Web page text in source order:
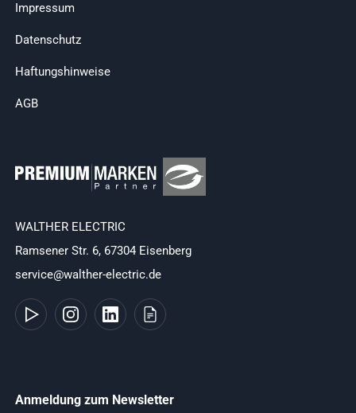
Impressum
Datenschutz
Haftungshinweise
AGB
WALTHER ELECTRIC
Ramsener Str. 6, 67304 Eisenberg
service@walther-electric.de
Anmeldung zum Newsletter